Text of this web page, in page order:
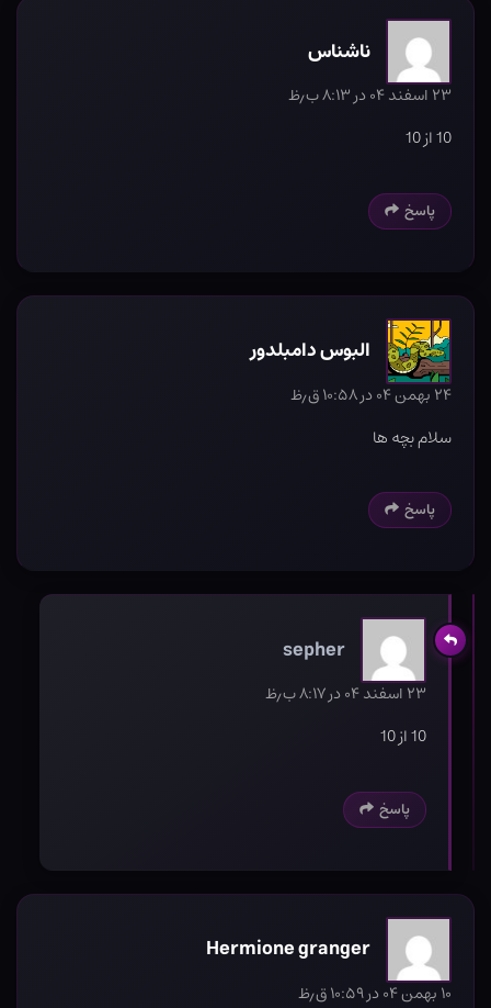
ناشناس
۲۳ اسفند ۰۴ در ۸:۱۳ ب٫ظ
10 از 10
پاسخ
البوس دامبلدور
۲۴ بهمن ۰۴ در ۱۰:۵۸ ق٫ظ
سلام بچه ها
پاسخ
sepher
۲۳ اسفند ۰۴ در ۸:۱۷ ب٫ظ
10 از 10
پاسخ
Hermione granger
۱۰ بهمن ۰۴ در ۱۰:۵۹ ق٫ظ